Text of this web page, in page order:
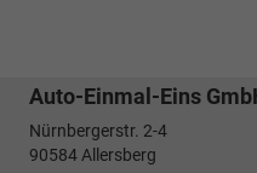
Auto-Einmal-Eins
Nürnbergerstr. 2-4
90584Allersberg